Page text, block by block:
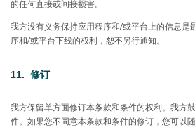
的任何直接或间接损害。
我方没有义务保持应用程序和/或平台上的信息是
序和/或平台下线的权利，恕不另行通知。
11. 修订
我方保留单方面修订本条款和条件的权利。我方
件。如果您不同意本条款和条件的修订，您可以